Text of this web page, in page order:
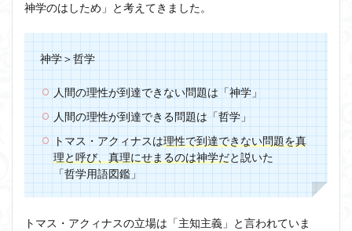
神学のはしため」と考えてきました。
神学＞哲学
人間の理性が到達できない問題は「神学」
人間の理性が到達できる問題は「哲学」
トマス・アクィナスは理性で到達できない問題を真
理と呼び、真理にせまるのは神学だと説いた
「哲学用語図鑑」
トマス・アクィナスの立場は「主知主義」と言われていま